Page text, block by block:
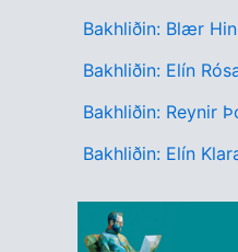
Bakhliðin: Blær
Bakhliðin: Elín
Bakhliðin: Reynir
Bakhliðin: Elín